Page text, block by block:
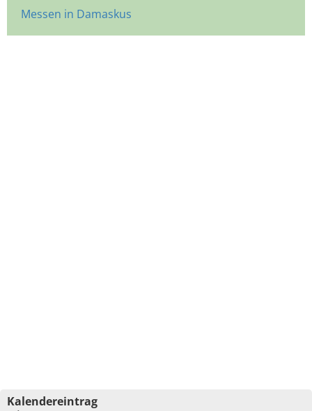
Messen in Damaskus
Kalendereintrag